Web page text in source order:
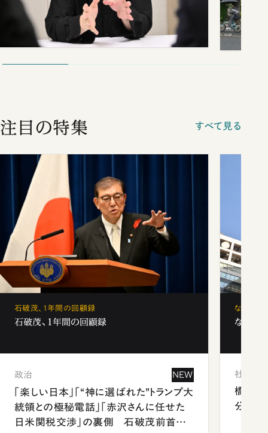
注目の特集 すべて見る
石破茂、1年間の回顧録
石破茂、1年間の回顧録
政治 NEW
「楽しい日本」「“神に選ばれた”トランプ大
統領との極秘電話」「赤沢さんに任せた
日米関税交渉」の裏側 石破茂前首相
なぜ「フ
なぜ「
社会
橋本愛
分 佐